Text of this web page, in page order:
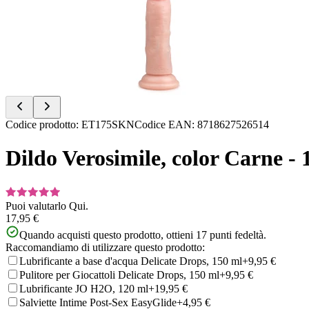
Item
of
Codice prodotto: ET175SKNCodice EAN: 8718627526514
Dildo Verosimile, color Carne -
Puoi valutarlo Qui.
17,95 €
Quando acquisti questo prodotto, ottieni 17 punti fedeltà.
Raccomandiamo di utilizzare questo prodotto:
Lubrificante a base d'acqua Delicate Drops, 150 ml+9,95 €
Pulitore per Giocattoli Delicate Drops, 150 ml+9,95 €
Lubrificante JO H2O, 120 ml+19,95 €
Salviette Intime Post-Sex EasyGlide+4,95 €